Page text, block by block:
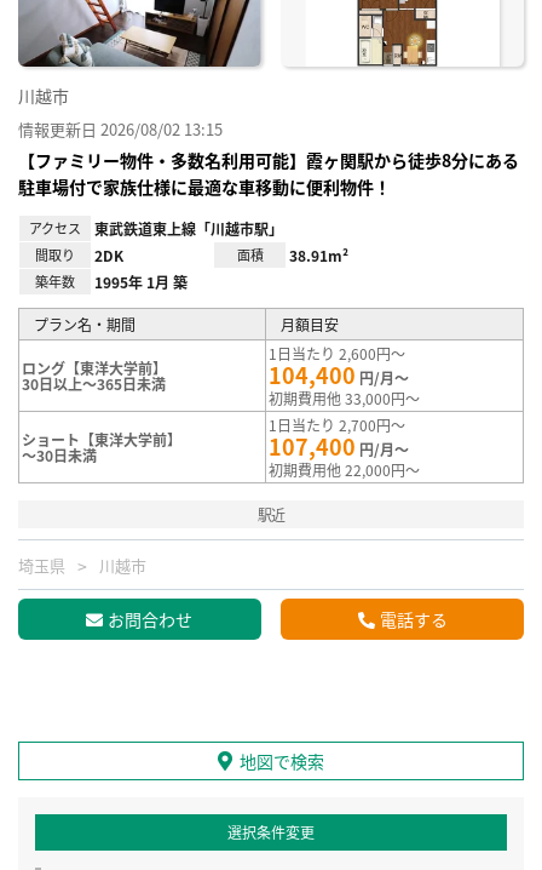
川越市
情報更新日 2026/08/02 13:15
【ファミリー物件・多数名利用可能】霞ヶ関駅から徒歩8分にある
駐車場付で家族仕様に最適な車移動に便利物件！
アクセス 東武鉄道東上線「川越市駅」
間取り 2DK 面積 38.91m²
築年数 1995年 1月 築
プラン名・期間 月額目安
ロング【東洋大学前】
30日以上～365日未満
1日当たり 2,600円～
104,400 円/月～
初期費用他 33,000円～
ショート【東洋大学前】
～30日未満
1日当たり 2,700円～
107,400 円/月～
初期費用他 22,000円～
駅近
埼玉県 川越市
お問合わせ 電話する
地図で検索
選択条件変更